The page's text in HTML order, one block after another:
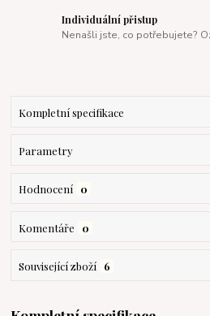
Individuální přistup
Nenašli jste, co potřebujete?
Kompletní specifikace
Parametry
Hodnocení 0
Komentáře 0
Související zboží 6